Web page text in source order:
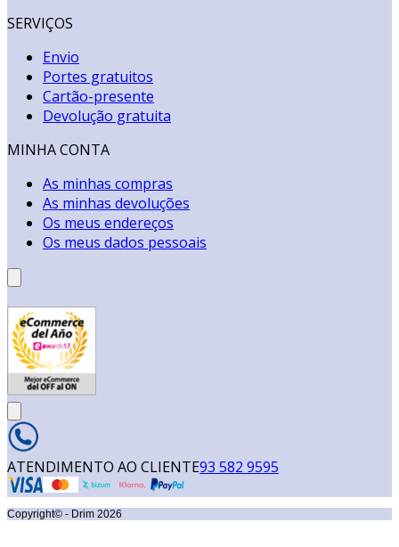
SERVIÇOS
Envio
Portes gratuitos
Cartão-presente
Devolução gratuita
MINHA CONTA
As minhas compras
As minhas devoluções
Os meus endereços
Os meus dados pessoais
ATENDIMENTO AO CLIENTE93 582 9595
Copyright© - Drim 2026